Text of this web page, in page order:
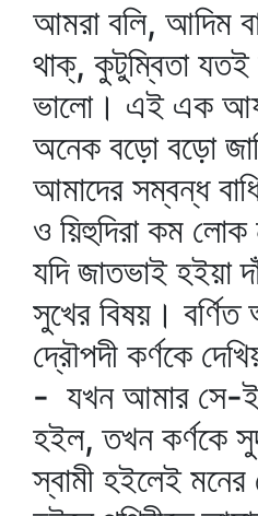
আমরা বলি, আদিম
থাক্‌, কুটুম্বিতা
ভালো। এই এক
অনেক বড়ো বড়ো
আমাদের সম্বন্ধ
ও য়িহুদিরা কম লোক
যদি জাতভাই হইয়া
সুখের বিষয়।
দ্রৌপদী কর্ণকে
- যখন আমার সে-ই
হইল, তখন কর্ণকে
স্বামী হইলেই মনের